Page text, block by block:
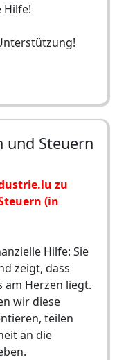
Hilfe!
und Steuern
zu
(in
Hilfe: Sie
zeigt, dass
am Herzen liegt.
wir diese
teilen
an die